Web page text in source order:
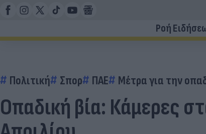
Ροή
Πολιτική Σπορ ΠΑΕ Μέτρα για την
Οπαδική βία: Κάμερες